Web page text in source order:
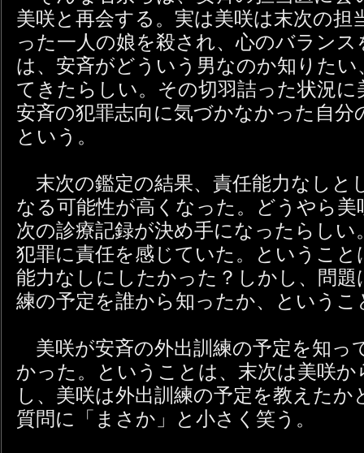
美咲と再会する。実は美咲は末次の担
った一人の娘を殺され、心のバランス
は、安斉がどういう男なのか知りたい
てきたらしい。その切羽詰った状況に
安斉の犯罪志向に気づかなかった自分
という。
末次の鑑定の結果、責任能力なしと
なる可能性が高くなった。どうやら美
次の診療記録が決め手になったらしい
犯罪に責任を感じていた。ということ
能力なしにしたかった？しかし、問題
練の予定を誰から知ったか、という
美咲が安斉の外出訓練の予定を知っ
かった。ということは、末次は美咲か
し、美咲は外出訓練の予定を教えたか
質問に「まさか」と小さく笑う。